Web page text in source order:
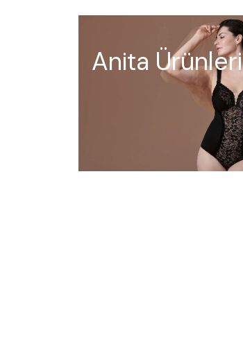
Anita Ürünleri